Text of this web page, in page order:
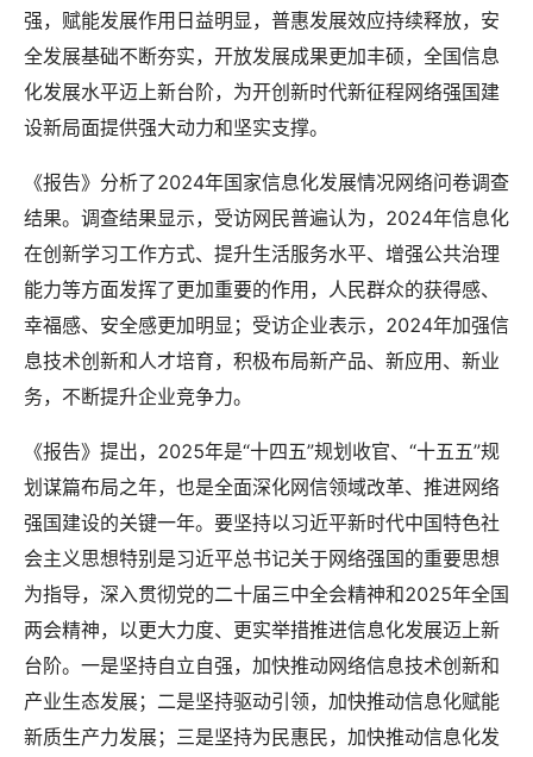
强，赋能发展作用日益明显，普惠发展效应持续释放，安
全发展基础不断夯实，开放发展成果更加丰硕，全国信息
化发展水平迈上新台阶，为开创新时代新征程网络强国建
设新局面提供强大动力和坚实支撑。
《报告》分析了2024年国家信息化发展情况网络问卷调查
结果。调查结果显示，受访网民普遍认为，2024年信息化
在创新学习工作方式、提升生活服务水平、增强公共治理
能力等方面发挥了更加重要的作用，人民群众的获得感、
幸福感、安全感更加明显；受访企业表示，2024年加强信
息技术创新和人才培育，积极布局新产品、新应用、新业
务，不断提升企业竞争力。
《报告》提出，2025年是“十四五”规划收官、“十五五”规
划谋篇布局之年，也是全面深化网信领域改革、推进网络
强国建设的关键一年。要坚持以习近平新时代中国特色社
会主义思想特别是习近平总书记关于网络强国的重要思想
为指导，深入贯彻党的二十届三中全会精神和2025年全国
两会精神，以更大力度、更实举措推进信息化发展迈上新
台阶。一是坚持自立自强，加快推动网络信息技术创新和
产业生态发展；二是坚持驱动引领，加快推动信息化赋能
新质生产力发展；三是坚持为民惠民，加快推动信息化发